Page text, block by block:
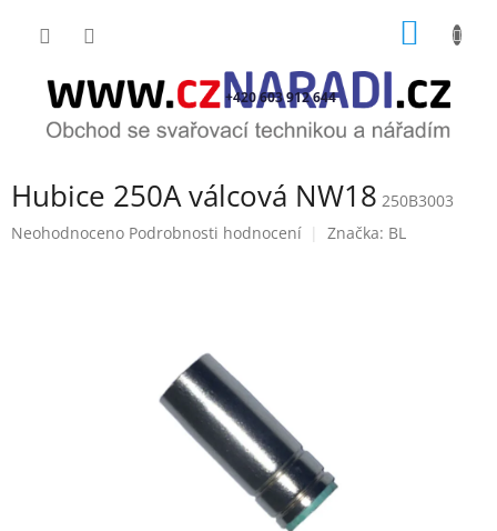
+420 603 912 644
Hubice 250A válcová NW18 250B3003
Průměrné
Neohodnoceno Podrobnosti hodnocení Značka: BL